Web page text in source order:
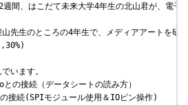
間、はこだて未来大学4年生の北山君が、電子
先生のところの4年生で、メディアアートを
います。
の接続（データシートの読み方）
接続(SPIモジュール使用＆IOピン操作)